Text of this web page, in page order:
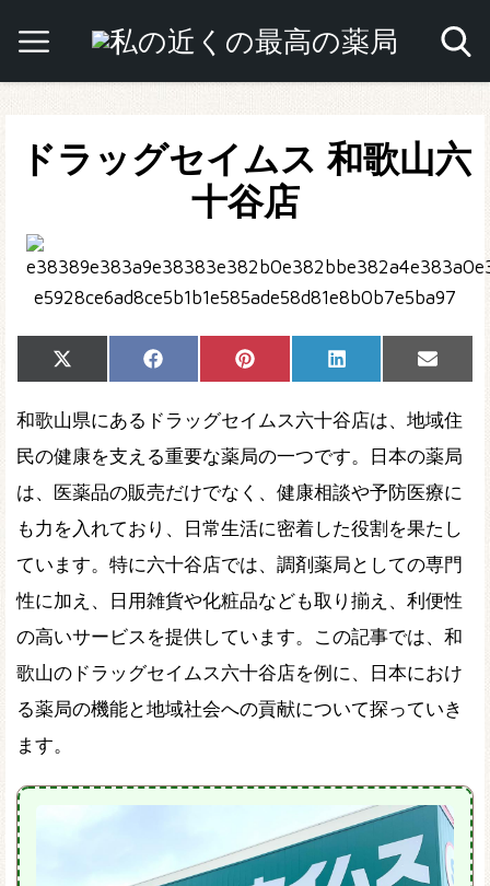
ドラッグセイムス 和歌山六
十谷店
Share
on
X
(Twitter)
Share
on
Facebook Share
on
Pinterest Share
on
LinkedIn
Share
on
Email
和歌山県にあるドラッグセイムス六十谷店は、地域住
民の健康を支える重要な薬局の一つです。日本の薬局
は、医薬品の販売だけでなく、健康相談や予防医療に
も力を入れており、日常生活に密着した役割を果たし
ています。特に六十谷店では、調剤薬局としての専門
性に加え、日用雑貨や化粧品なども取り揃え、利便性
の高いサービスを提供しています。この記事では、和
歌山のドラッグセイムス六十谷店を例に、日本におけ
る薬局の機能と地域社会への貢献について探っていき
ます。